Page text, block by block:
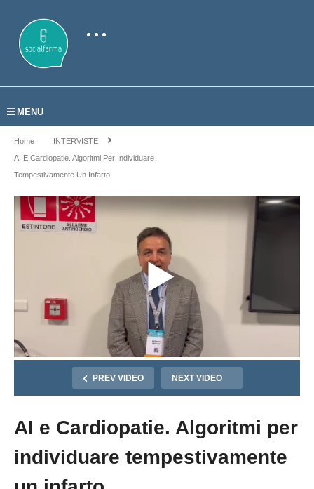
MENU
Home
INTERVISTE
AI E Cardiopatie. Algoritmi Per Individuare
Tempestivamente Un Infarto
PREV VIDEO NEXT VIDEO
AI e Cardiopatie. Algoritmi per
individuare tempestivamente